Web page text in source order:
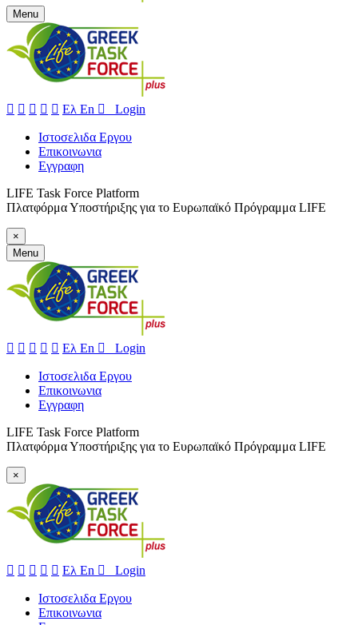
Menu
     Ελ En  Login
Ιστοσελιδα Εργου
Επικοινωνια
Εγγραφη
LIFE Task Force Platform
Πλατφόρμα Υποστήριξης για το Ευρωπαϊκό Πρόγραμμα LIFE
×
Menu
     Ελ En  Login
Ιστοσελιδα Εργου
Επικοινωνια
Εγγραφη
LIFE Task Force Platform
Πλατφόρμα Υποστήριξης για το Ευρωπαϊκό Πρόγραμμα LIFE
×
     Ελ En  Login
Ιστοσελιδα Εργου
Επικοινωνια